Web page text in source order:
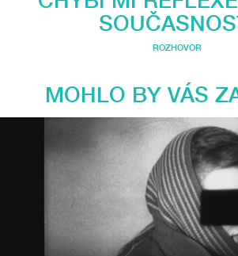
ROZHOVOR
MOHLO BY VÁS